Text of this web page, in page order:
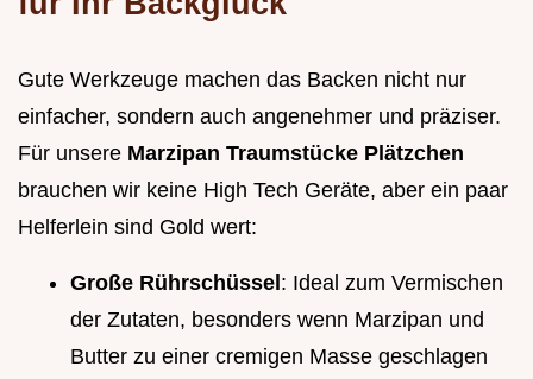
Gute Werkzeuge machen das Backen nicht nur
einfacher, sondern auch angenehmer und präziser.
Für unsere Marzipan Traumstücke Plätzchen
brauchen wir keine High Tech Geräte, aber ein paar
Helferlein sind Gold wert:
Große Rührschüssel: Ideal zum Vermischen
der Zutaten, besonders wenn Marzipan und
Butter zu einer cremigen Masse geschlagen